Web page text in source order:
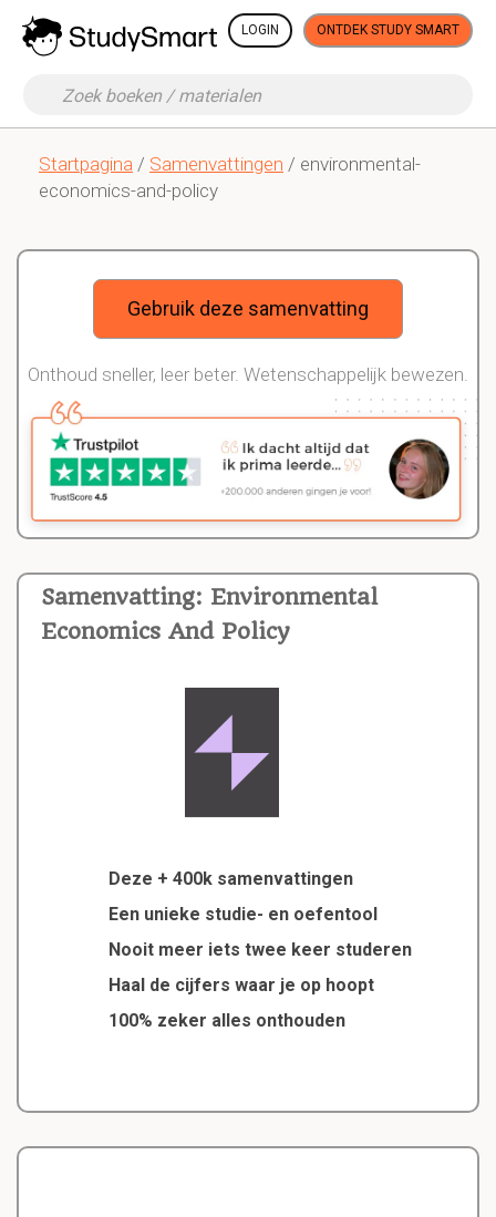
LOGIN ONTDEK STUDY SMART
Startpagina / Samenvattingen / environmental-
economics-and-policy
Samenvatting: Environmental
Economics And Policy
Deze + 400k samenvattingen
Een unieke studie- en oefentool
Nooit meer iets twee keer studeren
Haal de cijfers waar je op hoopt
100% zeker alles onthouden
Gebruik deze samenvatting
Onthoud sneller, leer beter. Wetenschappelijk bewezen.